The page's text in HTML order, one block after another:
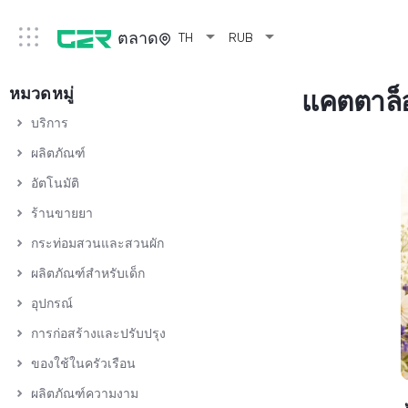
ตลาด TH arrow_drop_down RUB arrow_drop_down
แคตตาล็
หมวดหมู่
บริการ
ผลิตภัณฑ์
อัตโนมัติ
ร้านขายยา
กระท่อมสวนและสวนผัก
ผลิตภัณฑ์สำหรับเด็ก
อุปกรณ์
การก่อสร้างและปรับปรุง
ของใช้ในครัวเรือน
ผลิตภัณฑ์ความงาม